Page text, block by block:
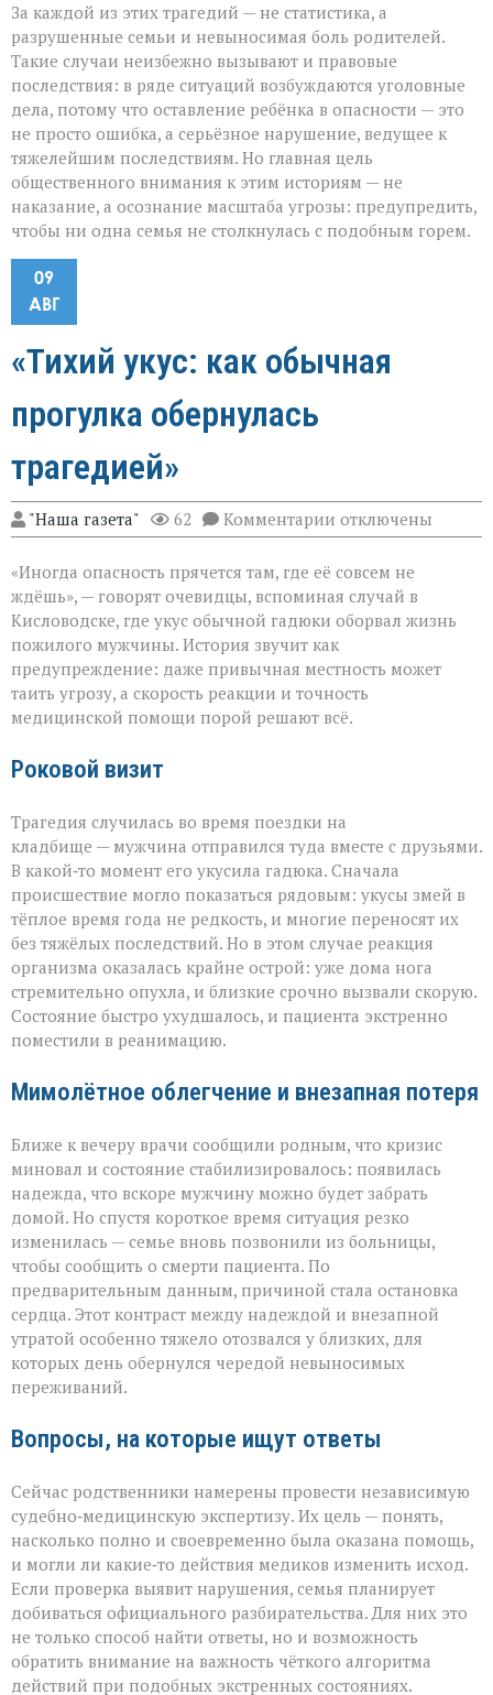
За каждой из этих трагедий — не статистика, а
разрушенные семьи и невыносимая боль родителей.
Такие случаи неизбежно вызывают и правовые
последствия: в ряде ситуаций возбуждаются уголовные
дела, потому что оставление ребёнка в опасности — это
не просто ошибка, а серьёзное нарушение, ведущее к
тяжелейшим последствиям. Но главная цель
общественного внимания к этим историям — не
наказание, а осознание масштаба угрозы: предупредить,
чтобы ни одна семья не столкнулась с подобным горем.
09
АВГ
«Тихий укус: как обычная
прогулка обернулась
трагедией»
"Наша газета" 62 Комментарии к
записи
укус:
как
обычная
прогулка
обернулась
трагедией»
отключены
«Иногда опасность прячется там, где её совсем не
ждёшь», — говорят очевидцы, вспоминая случай в
Кисловодске, где укус обычной гадюки оборвал жизнь
пожилого мужчины. История звучит как
предупреждение: даже привычная местность может
таить угрозу, а скорость реакции и точность
медицинской помощи порой решают всё.
Роковой визит
Трагедия случилась во время поездки на
кладбище — мужчина отправился туда вместе с друзьями.
В какой‑то момент его укусила гадюка. Сначала
происшествие могло показаться рядовым: укусы змей в
тёплое время года не редкость, и многие переносят их
без тяжёлых последствий. Но в этом случае реакция
организма оказалась крайне острой: уже дома нога
стремительно опухла, и близкие срочно вызвали скорую.
Состояние быстро ухудшалось, и пациента экстренно
поместили в реанимацию.
Мимолётное облегчение и внезапная потеря
Ближе к вечеру врачи сообщили родным, что кризис
миновал и состояние стабилизировалось: появилась
надежда, что вскоре мужчину можно будет забрать
домой. Но спустя короткое время ситуация резко
изменилась — семье вновь позвонили из больницы,
чтобы сообщить о смерти пациента. По
предварительным данным, причиной стала остановка
сердца. Этот контраст между надеждой и внезапной
утратой особенно тяжело отозвался у близких, для
которых день обернулся чередой невыносимых
переживаний.
Вопросы, на которые ищут ответы
Сейчас родственники намерены провести независимую
судебно‑медицинскую экспертизу. Их цель — понять,
насколько полно и своевременно была оказана помощь,
и могли ли какие‑то действия медиков изменить исход.
Если проверка выявит нарушения, семья планирует
добиваться официального разбирательства. Для них это
не только способ найти ответы, но и возможность
обратить внимание на важность чёткого алгоритма
действий при подобных экстренных состояниях.